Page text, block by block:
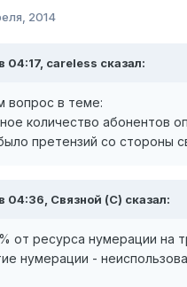
2014
04:17, careless сказал:
вопрос в теме:
количество абонентов
претензий со стороны
04:36, Связной (С) сказал:
от ресурса нумерации на
нумерации -